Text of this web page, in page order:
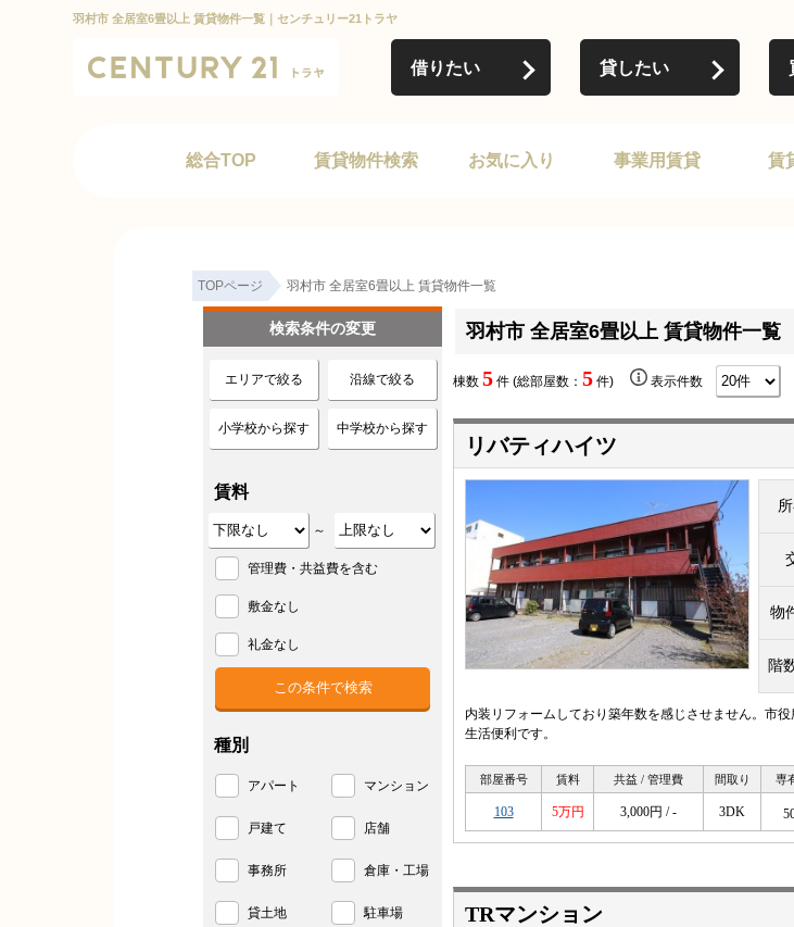
羽村市 全居室6畳以上 賃貸物件一覧｜センチュリー21トラヤ
借りたい 貸したい
総合TOP 賃貸物件検索 お気に入り 事業用賃貸 賃
TOPページ 羽村市 全居室6畳以上 賃貸物件一覧
羽村市 全居室6畳以上 賃貸物件一覧
棟数 5 件 (総部屋数： 5 件) 表示件数
リバティハイツ
物
階
内装リフォームしており築年数を感じさせません。市
生活便利です。
部屋番号 賃料 共益 / 管理費 間取り 専
103 5万円 3,000円 / - 3DK
TRマンション
検索条件の変更
エリアで絞る 沿線で絞る
小学校から探す 中学校から探す
賃料
～
管理費・共益費を含む
敷金なし
礼金なし
種別
アパート マンション
戸建て 店舗
事務所 倉庫・工場
貸土地 駐車場